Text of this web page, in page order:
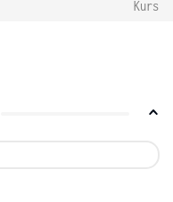
Kurs